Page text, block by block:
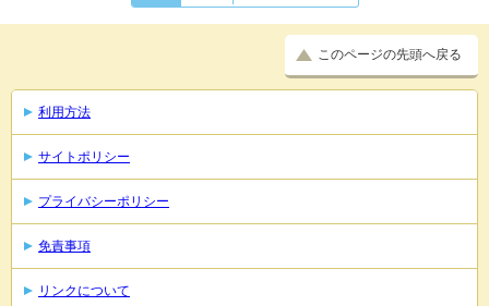
このページの先頭へ戻る
利用方法
サイトポリシー
プライバシーポリシー
免責事項
リンクについて